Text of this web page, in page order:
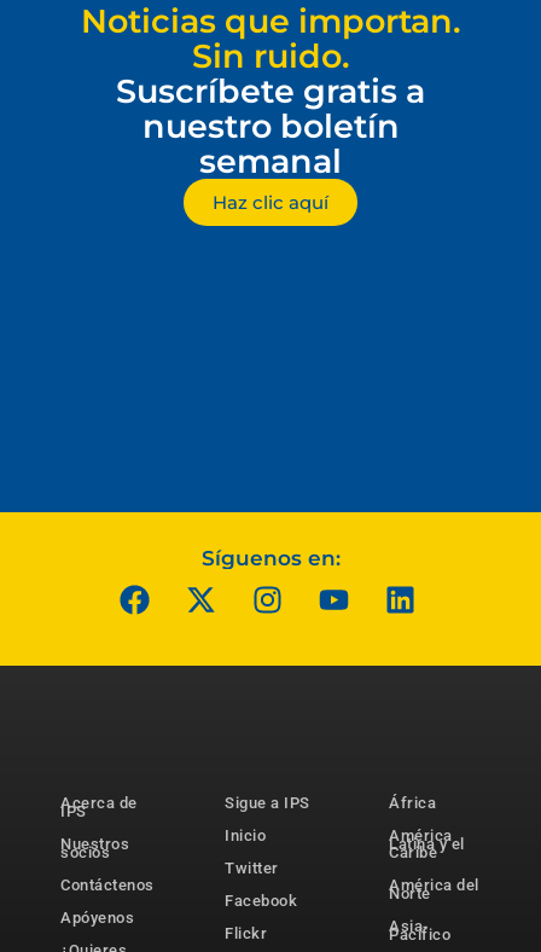
Noticias que importan.
Sin ruido.
Suscríbete gratis a
nuestro boletín
semanal
Haz clic aquí
Síguenos en:
Acerca de
IPS
Nuestros
socios
Contáctenos
Apóyenos
Sigue a IPS
Inicio
Twitter
Facebook
Flickr
África
América
Latina y el
Caribe
América del
Norte
Asia-
Pacífico